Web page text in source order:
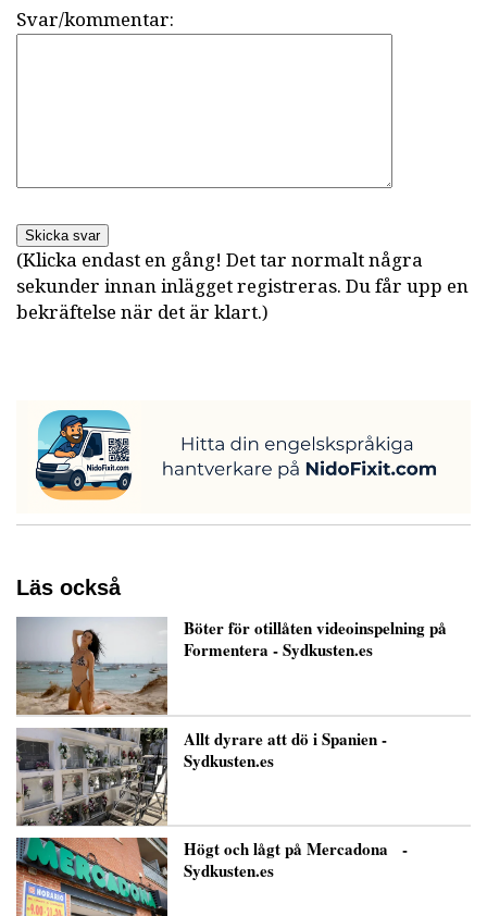
Svar/kommentar:
Skicka svar
(Klicka endast en gång! Det tar normalt några
sekunder innan inlägget registreras. Du får upp en
bekräftelse när det är klart.)